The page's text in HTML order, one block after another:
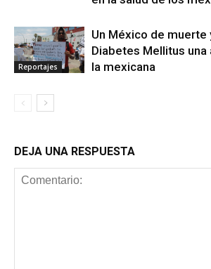
Reportajes
Un México de muerte
Diabetes Mellitus una
la mexicana
DEJA UNA RESPUESTA